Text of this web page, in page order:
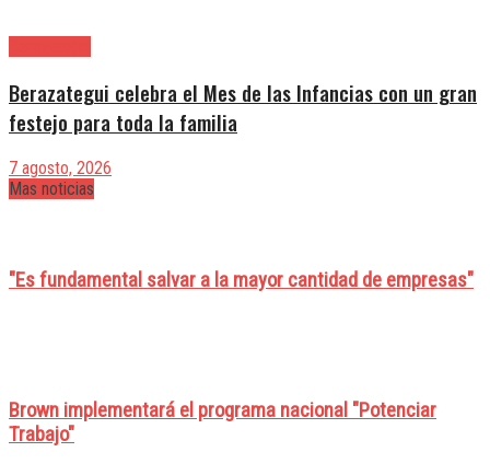
Berazategui celebra el Mes de las Infancias con un gran
festejo para toda la familia
7 agosto, 2026
Mas noticias
"Es fundamental salvar a la mayor cantidad de empresas"
Brown implementará el programa nacional "Potenciar
Trabajo"